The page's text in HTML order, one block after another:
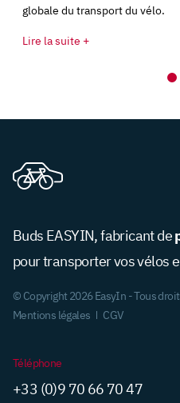
globale du transport du vélo.
Lire la suite +
Buds EASYIN, fabricant de
pour transporter vos vélos
© Copyright 2026 EasyIn - Tous
Mentions légales
CGV
Téléphone
+33 (0)9 70 66 70 47